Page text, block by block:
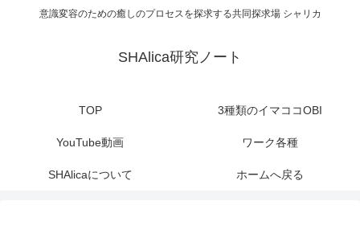
意識変容のための癒しのプロセスを探求する共同探求場 シャリカ
SHAlica研究ノート
TOP 3種類のイマココOBI
YouTube動画 ワーク各種
SHAlicaについて ホームへ戻る